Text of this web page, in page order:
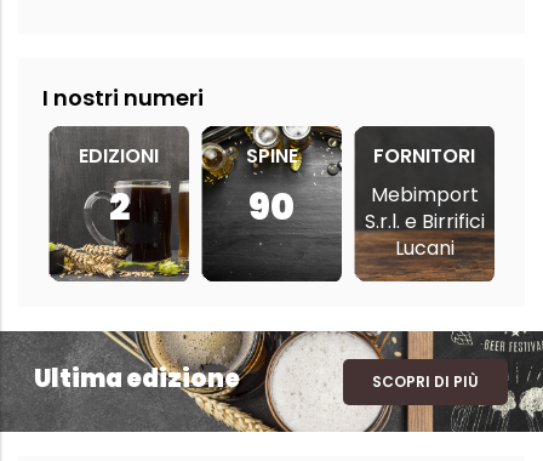
I nostri numeri
EDIZIONI
2
SPINE
90
FORNITORI
Mebimport
S.r.l. e Birrifici
Lucani
Ultima edizione SCOPRI DI PIÙ